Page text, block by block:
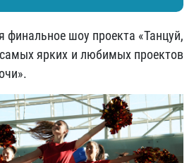
финальное шоу проекта «Танцуй,
ярких и любимых проектов